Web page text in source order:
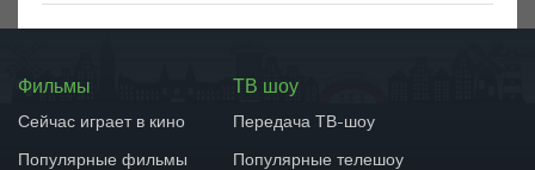
Фильмы
Сейчас играет в кино
Популярные фильмы
ТВ шоу
Передача ТВ-шоу
Популярные телешоу